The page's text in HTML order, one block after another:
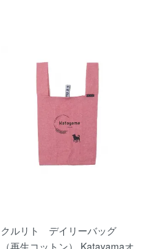
クルリト デイリーバッグ